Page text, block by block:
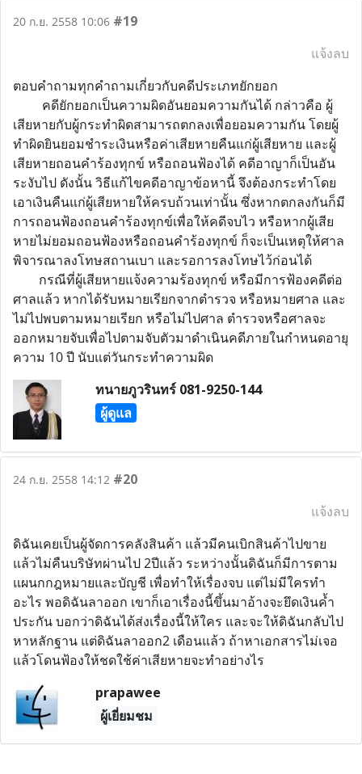
20 ก.ย. 2558 10:06 #19
แจ้งลบ
ตอบคำถามทุกคำถามเกี่ยวกับคดีประเภทยักยอก
คดียักยอกเป็นความผิดอันยอมความกันได้ กล่าวคือ ผู้
เสียหายกับผู้กระทำผิดสามารถตกลงเพื่อยอมความกัน โดยผู้
ทำผิดยินยอมชำระเงินหรือค่าเสียหายคืนแก่ผู้เสียหาย และผู้
เสียหายถอนคำร้องทุกข์ หรือถอนฟ้องได้ คดีอาญาก็เป็นอัน
ระงับไป ดังนั้น วิธีแก้ไขคดีอาญาข้อหานี้ จึงต้องกระทำโดย
เอาเงินคืนแก่ผู้เสียหายให้ครบถ้วนเท่านั้น ซึ่งหากตกลงกันก็มี
การถอนฟ้องถอนคำร้องทุกข์เพื่อให้คดีจบไว หรือหากผู้เสีย
หายไม่ยอมถอนฟ้องหรือถอนคำร้องทุกข์ ก็จะเป็นเหตุให้ศาล
พิจารณาลงโทษสถานเบา และรอการลงโทษไว้ก่อนได้
กรณีที่ผู้เสียหายแจ้งความร้องทุกข์ หรือมีการฟ้องคดีต่อ
ศาลแล้ว หากได้รับหมายเรียกจากตำรวจ หรือหมายศาล และ
ไม่ไปพบตามหมายเรียก หรือไม่ไปศาล ตำรวจหรือศาลจะ
ออกหมายจับเพื่อไปตามจับตัวมาดำเนินคดีภายในกำหนดอายุ
ความ 10 ปี นับแต่วันกระทำความผิด
ทนายภูวรินทร์ 081-9250-144
ผู้ดูแล
24 ก.ย. 2558 14:12 #20
แจ้งลบ
ดิฉันเคยเป็นผู้จัดการคลังสินค้า แล้วมีคนเบิกสินค้าไปขาย
แล้วไม่คืนบริษัทผ่านไป 2ปีแล้ว ระหว่างนั้นดิฉันก็มีการตาม
แผนกกฎหมายและบัญชี เพื่อทำให้เรื่องจบ แต่ไม่มีใครทำ
อะไร พอดิฉันลาออก เขาก็เอาเรื่องนี้ขึ้นมาอ้างจะยึดเงินค้ำ
ประกัน บอกว่าดิฉันได้ส่งเรื่องนี้ให้ใคร และจะให้ดิฉันกลับไป
หาหลักฐาน แต่ดิฉันลาออก2 เดือนแล้ว ถ้าหาเอกสารไม่เจอ
แล้วโดนฟ้องให้ชดใช้ค่าเสียหายจะทำอย่างไร
prapawee
ผู้เยี่ยมชม